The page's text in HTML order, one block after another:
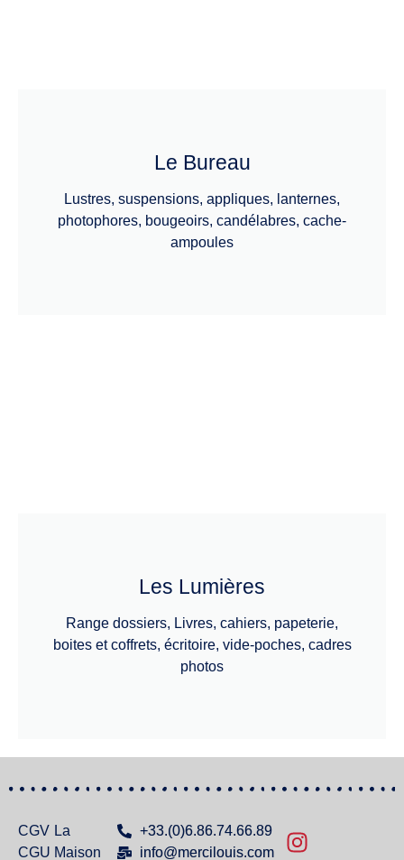
Le Bureau
Lustres, suspensions, appliques, lanternes,
photophores, bougeoirs, candélabres, cache-
ampoules
Les Lumières
Range dossiers, Livres, cahiers, papeterie,
boites et coffrets, écritoire, vide-poches, cadres
photos
CGV
CGU
La
Maison
+33.(0)6.86.74.66.89
info@mercilouis.com​